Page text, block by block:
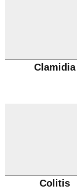
Clamidia
Colitis